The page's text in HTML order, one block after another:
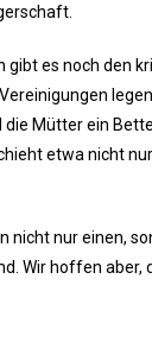
gibt es noch den
die Mütter ein
etwa nicht
nicht nur einen,
Wir hoffen aber,